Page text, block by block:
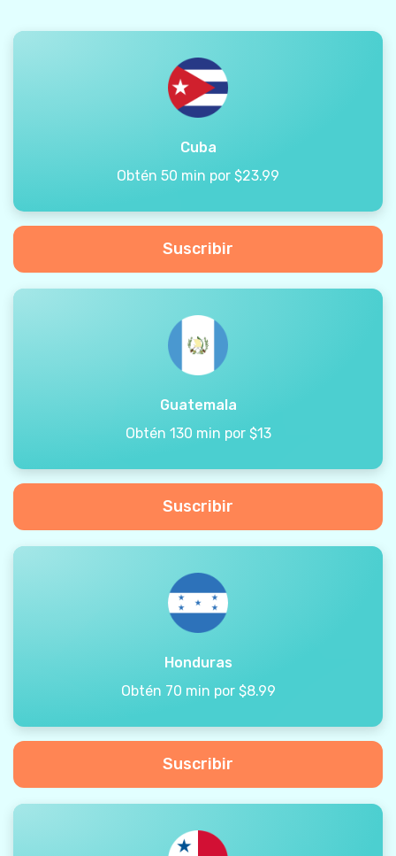
Cuba
Obtén 50 min por $23.99
Suscribir
Guatemala
Obtén 130 min por $13
Suscribir
Honduras
Obtén 70 min por $8.99
Suscribir